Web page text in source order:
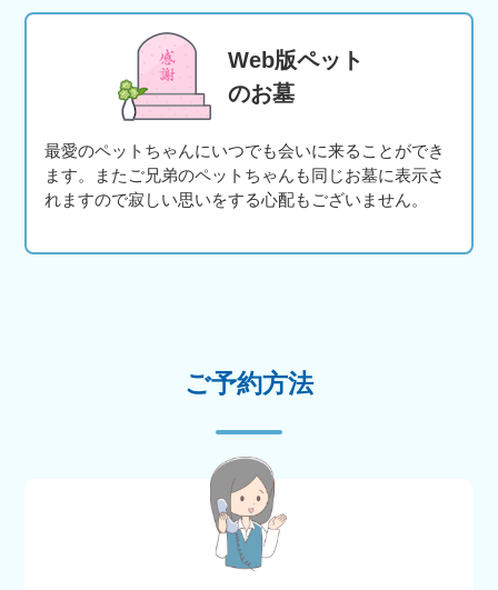
Web版ペット
のお墓
最愛のペットちゃんにいつでも会いに来ることができ
ます。またご兄弟のペットちゃんも同じお墓に表示さ
れますので寂しい思いをする心配もございません。
ご予約方法